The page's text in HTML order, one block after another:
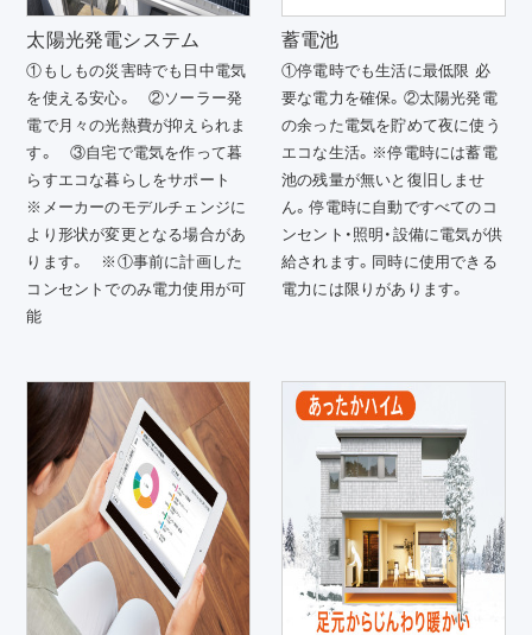
太陽光発電システム
①もしもの災害時でも日中電気
を使える安心。 ②ソーラー発
電で月々の光熱費が抑えられま
す。 ③自宅で電気を作って暮
らすエコな暮らしをサポート
※メーカーのモデルチェンジに
より形状が変更となる場合があ
ります。 ※①事前に計画した
コンセントでのみ電力使用が可
能
蓄電池
①停電時でも生活に最低限 必
要な電力を確保。②太陽光発電
の余った電気を貯めて夜に使う
エコな生活。※停電時には蓄電
池の残量が無いと復旧しませ
ん。停電時に自動ですべてのコ
ンセント・照明・設備に電気が供
給されます。同時に使用できる
電力には限りがあります。